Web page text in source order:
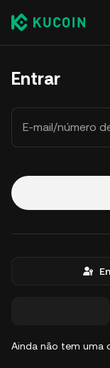
Entrar
E-mail/número
Ainda não tem uma